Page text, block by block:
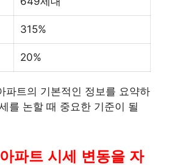
315%
20%
파트의 기본적인 정보를 요약하
를 논할 때 중요한 기준이 될
파트 시세 변동을 자